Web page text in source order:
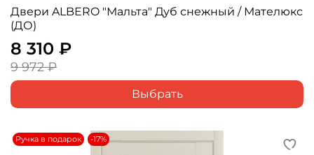
Двери ALBERO "Мальта" Дуб снежный / Мателюкс
(ДО)
8 310 ₽
9 972 ₽
Выбрать
Ручка в подарок -17%